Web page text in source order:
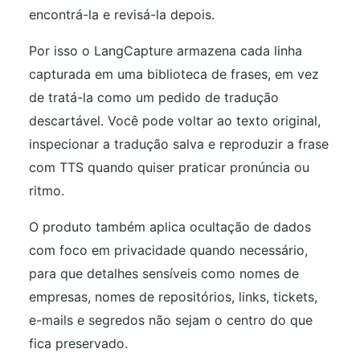
encontrá-la e revisá-la depois.
Por isso o LangCapture armazena cada linha
capturada em uma biblioteca de frases, em vez
de tratá-la como um pedido de tradução
descartável. Você pode voltar ao texto original,
inspecionar a tradução salva e reproduzir a frase
com TTS quando quiser praticar pronúncia ou
ritmo.
O produto também aplica ocultação de dados
com foco em privacidade quando necessário,
para que detalhes sensíveis como nomes de
empresas, nomes de repositórios, links, tickets,
e-mails e segredos não sejam o centro do que
fica preservado.